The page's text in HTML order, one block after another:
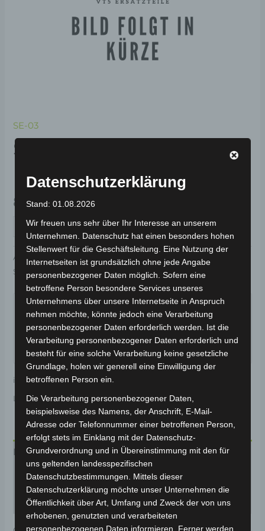
SE-03
SE-03 VORDERE
FEDERUNG
89,00€ *
IN DEN WARENKORB
Artikelnummer: 3M901-3003A-00 Kategorie:
SE-03
Schlagwort:
Fahrwerk & Lenkung
Garantiert sicherer Checkout
inkl. 19 % MwSt. Kostenloser Versand
Lieferzeit:Versandfertig innerhalb 24 Stunden*
Beschreibung
Produktsicherheit
Rezensionen (0)
Datenschutzerklärung
Stand: 01.08.2026
Wir freuen uns sehr über Ihr Interesse an unserem
Unternehmen. Datenschutz hat einen besonders hohen
Stellenwert für die Geschäftsleitung. Eine Nutzung der
Internetseiten ist grundsätzlich ohne jede Angabe
personenbezogener Daten möglich. Sofern eine
betroffene Person besondere Services unseres
Unternehmens über unsere Internetseite in Anspruch
nehmen möchte, könnte jedoch eine Verarbeitung
personenbezogener Daten erforderlich werden. Ist die
Verarbeitung personenbezogener Daten erforderlich und
besteht für eine solche Verarbeitung keine gesetzliche
Grundlage, holen wir generell eine Einwilligung der
betroffenen Person ein.
Die Verarbeitung personenbezogener Daten,
beispielsweise des Namens, der Anschrift, E-Mail-
Adresse oder Telefonnummer einer betroffenen Person,
erfolgt stets im Einklang mit der Datenschutz-
Grundverordnung und in Übereinstimmung mit den für
uns geltenden landesspezifischen
Datenschutzbestimmungen. Mittels dieser
Datenschutzerklärung möchte unser Unternehmen die
Öffentlichkeit über Art, Umfang und Zweck der von uns
erhobenen, genutzten und verarbeiteten
personenbezogenen Daten informieren. Ferner werden